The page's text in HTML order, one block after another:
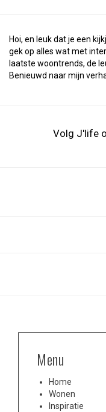
Hoi, en leuk dat je een
gek op alles wat met
laatste woontrends, de
Benieuwd naar mijn
Volg J'life
Menu
Home
Wonen
Inspiratie